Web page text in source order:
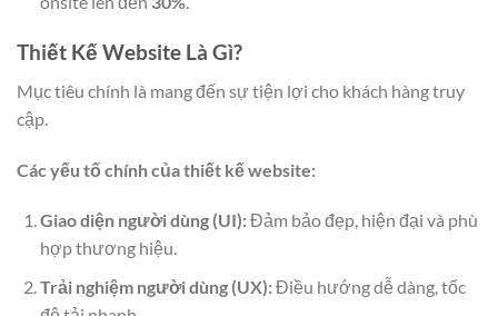
Thiết Kế Website Là Gì?
Mục tiêu chính là mang đến sự tiện lợi cho khách hàng truy
cập.
Các yếu tố chính của thiết kế website:
Giao diện người dùng (UI):Đảm bảo đẹp, hiện đại và phù
hợp thương hiệu.
Trải nghiệm người dùng (UX):Điều hướng dễ dàng, tốc